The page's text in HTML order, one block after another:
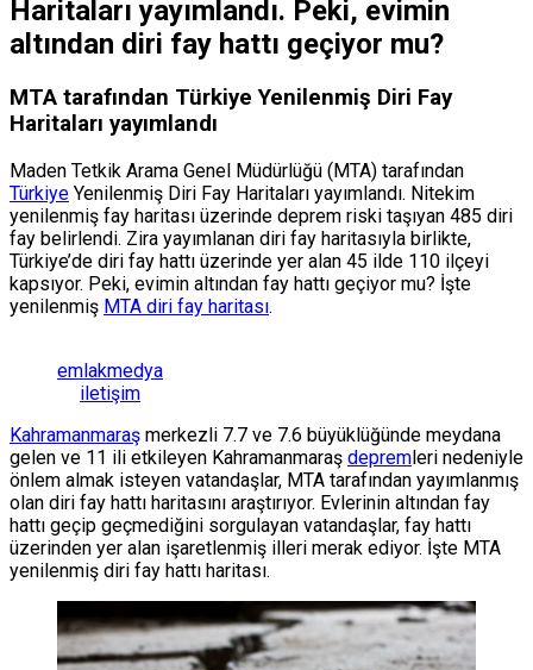
Haritaları yayımlandı. Peki, evimin
altından diri fay hattı geçiyor mu?
MTA tarafından Türkiye Yenilenmiş Diri Fay
Haritaları yayımlandı
Maden Tetkik Arama Genel Müdürlüğü (MTA) tarafından
Türkiye Yenilenmiş Diri Fay Haritaları yayımlandı. Nitekim
yenilenmiş fay haritası üzerinde deprem riski taşıyan 485 diri
fay belirlendi. Zira yayımlanan diri fay haritasıyla birlikte,
Türkiye’de diri fay hattı üzerinde yer alan 45 ilde 110 ilçeyi
kapsıyor. Peki, evimin altından fay hattı geçiyor mu? İşte
yenilenmiş MTA diri fay haritası.
emlakmedya
iletişim
Kahramanmaraş merkezli 7.7 ve 7.6 büyüklüğünde meydana
gelen ve 11 ili etkileyen Kahramanmaraş depremleri nedeniyle
önlem almak isteyen vatandaşlar, MTA tarafından yayımlanmış
olan diri fay hattı haritasını araştırıyor. Evlerinin altından fay
hattı geçip geçmediğini sorgulayan vatandaşlar, fay hattı
üzerinden yer alan işaretlenmiş illeri merak ediyor. İşte MTA
yenilenmiş diri fay hattı haritası.